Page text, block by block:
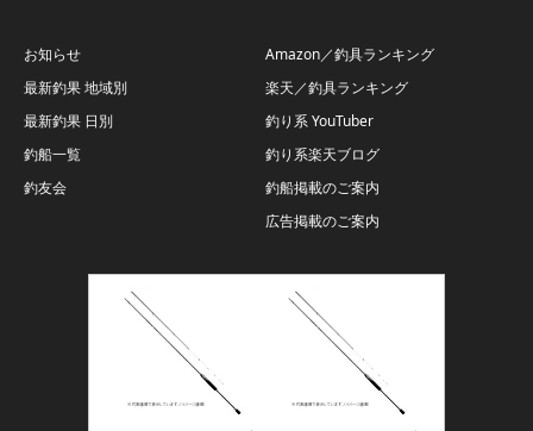
お知らせ
最新釣果 地域別
最新釣果 日別
釣船一覧
釣友会
Amazon／釣具ランキング
楽天／釣具ランキング
釣り系 YouTuber
釣り系楽天ブログ
釣船掲載のご案内
広告掲載のご案内